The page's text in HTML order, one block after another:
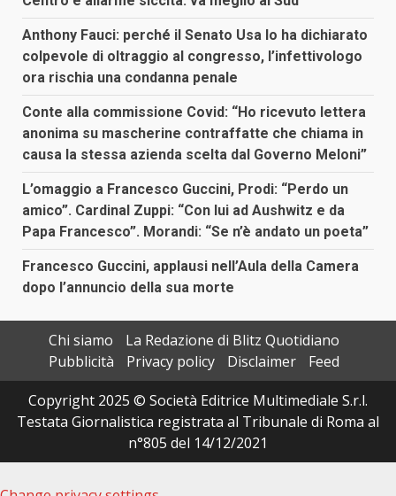
Anthony Fauci: perché il Senato Usa lo ha dichiarato
colpevole di oltraggio al congresso, l’infettivologo
ora rischia una condanna penale
Conte alla commissione Covid: “Ho ricevuto lettera
anonima su mascherine contraffatte che chiama in
causa la stessa azienda scelta dal Governo Meloni”
L’omaggio a Francesco Guccini, Prodi: “Perdo un
amico”. Cardinal Zuppi: “Con lui ad Aushwitz e da
Papa Francesco”. Morandi: “Se n’è andato un poeta”
Francesco Guccini, applausi nell’Aula della Camera
dopo l’annuncio della sua morte
Chi siamo
La Redazione di Blitz Quotidiano
Pubblicità
Privacy policy Disclaimer
Feed
Copyright 2025 © Società Editrice Multimediale S.r.l.
Testata Giornalistica registrata al Tribunale di Roma al
n°805 del 14/12/2021